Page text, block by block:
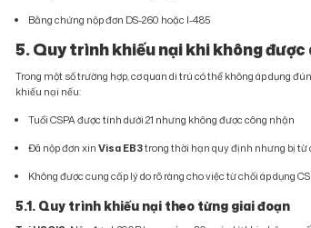
Bằng chứng nộp đơn DS-260 hoặc I-485
5. Quy trình khiếu nại khi không được
Trong một số trường hợp, cơ quan di trú có thể không áp dụng
khiếu nại nếu:
Tuổi CSPA được tính dưới 21 nhưng không được công nhận
Đã nộp đơn xin Visa EB3trong thời hạn quy định nhưng bị từ
Không được cung cấp lý do rõ ràng cho việc từ chối áp dụng
5.1. Quy trình khiếu nại theo từng giai đoạn